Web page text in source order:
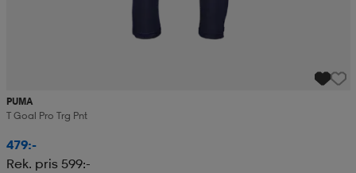
PUMA
T Goal Pro Trg Pnt
479:-
Rek. pris 599:-